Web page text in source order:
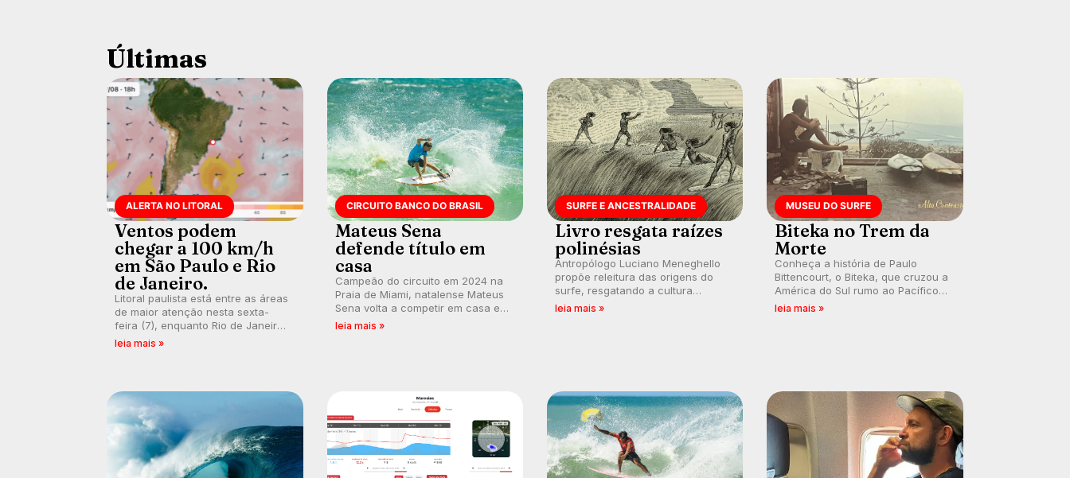
Últimas
ALERTA NO LITORAL
Ventos podem
chegar a 100 km/h
em São Paulo e Rio
de Janeiro.
Litoral paulista está entre as áreas
de maior atenção nesta sexta-
feira (7), enquanto Rio de Janeiro
também recebe alerta para ventos
leia mais »
CIRCUITO BANCO DO BRASIL
Mateus Sena
defende título em
casa
Campeão do circuito em 2024 na
Praia de Miami, natalense Mateus
Sena volta a competir em casa em
busca de manter a hegemonia
leia mais »
SURFE E ANCESTRALIDADE
Livro resgata raízes
polinésias
Antropólogo Luciano Meneghello
propõe releitura das origens do
surfe, resgatando a cultura
polinésia e questionando a visão
leia mais »
MUSEU DO SURFE
Biteka no Trem da
Morte
Conheça a história de Paulo
Bittencourt, o Biteka, que cruzou a
América do Sul rumo ao Pacífico
em uma jornada que se tornou um
leia mais »